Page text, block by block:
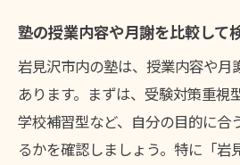
塾の授業内容や月謝を比較して
岩見沢市内の塾は、授業内容や月
あります。まずは、受験対策重視
学校補習型など、自分の目的に合
るかを確認しましょう。特に「岩